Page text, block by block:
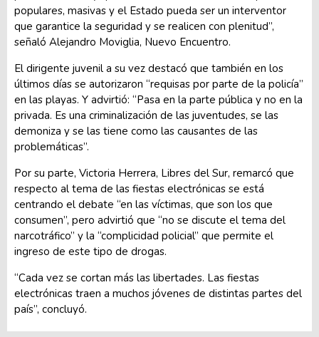
populares, masivas y el Estado pueda ser un interventor
que garantice la seguridad y se realicen con plenitud”,
señaló Alejandro Moviglia, Nuevo Encuentro.
El dirigente juvenil a su vez destacó que también en los
últimos días se autorizaron “requisas por parte de la policía”
en las playas. Y advirtió: “Pasa en la parte pública y no en la
privada. Es una criminalización de las juventudes, se las
demoniza y se las tiene como las causantes de las
problemáticas”.
Por su parte, Victoria Herrera, Libres del Sur, remarcó que
respecto al tema de las fiestas electrónicas se está
centrando el debate “en las víctimas, que son los que
consumen”, pero advirtió que “no se discute el tema del
narcotráfico” y la “complicidad policial” que permite el
ingreso de este tipo de drogas.
“Cada vez se cortan más las libertades. Las fiestas
electrónicas traen a muchos jóvenes de distintas partes del
país”, concluyó.